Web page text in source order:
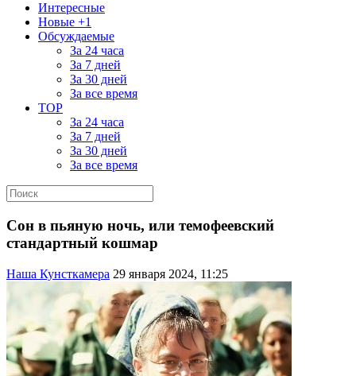
Интересные
Новые +1
Обсуждаемые
За 24 часа
За 7 дней
За 30 дней
За все время
TOP
За 24 часа
За 7 дней
За 30 дней
За все время
Сон в пьяную ночь, или темофеевский
стандартный кошмар
Наша Кунсткамера 29 января 2024, 11:25